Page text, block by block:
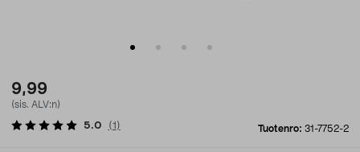
9,99
(sis. ALV:n)
Tuotenro: 31-7752-2
5.0 (1 )